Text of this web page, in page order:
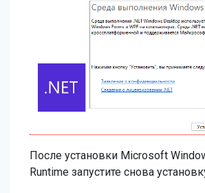
После установки Microsoft
Runtime запустите снова